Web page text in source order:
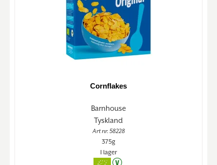
Cornflakes
Barnhouse
Tyskland
Art nr. 58228
375g
I lager